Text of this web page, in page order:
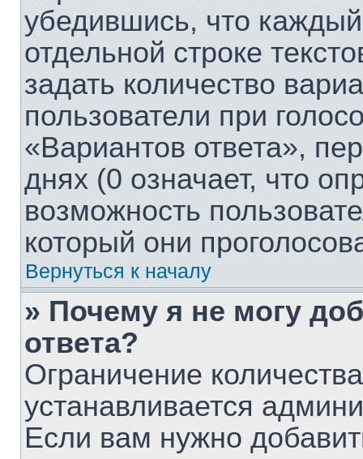
убедившись, что
отдельной строке
задать количество
пользователи при
«Вариантов ответа»,
днях (0 означает, что
возможность
который они
Вернуться к началу
» Почему я не могу
ответа?
Ограничение
устанавливается
Если вам нужно